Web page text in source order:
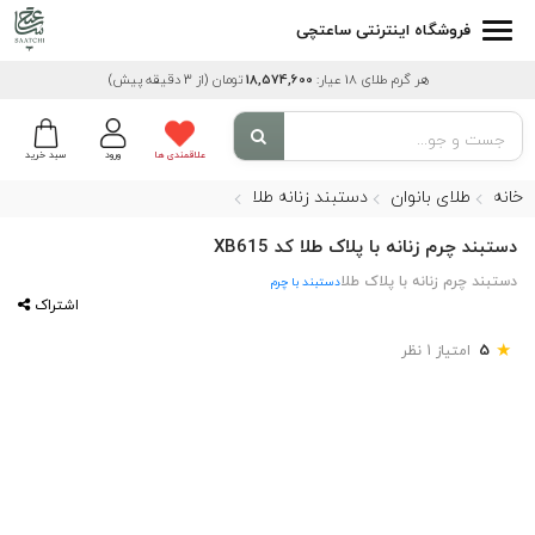
فروشگاه اینترنتی ساعتچی
هر گرم طلای 18 عیار: 18,574,600 تومان (از 3 دقیقه پیش)
سبد خرید ورود علاقمندی ها
خانه طلای بانوان دستبند زنانه طلا
دستبند چرم زنانه با پلاک طلا کد XB615
دستبند چرم زنانه با پلاک طلادستبند با چرم
اشتراک
★
5 امتیاز 1 نظر